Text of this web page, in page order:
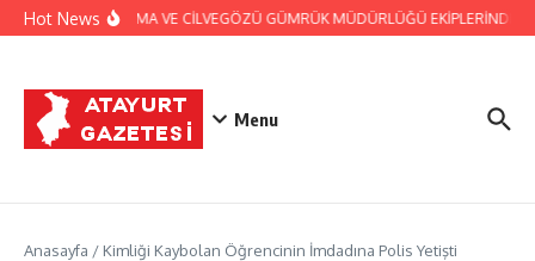
İçeriğe atla
Hot NewsJANDARMA VE CİLVEGÖZÜ GÜMRÜK MÜDÜRLÜĞÜ EKİPLERİNDEN
Menu
Anasayfa / Kimliği Kaybolan Öğrencinin İmdadına Polis Yetişti